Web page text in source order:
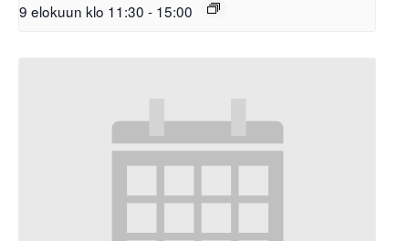
9 elokuun klo 11:30 - 15:00